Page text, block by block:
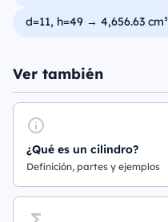
d=11, h=49 → 4,656.63 cm³
Ver también
¿Qué es un cilindro?
Definición, partes y ejemplos